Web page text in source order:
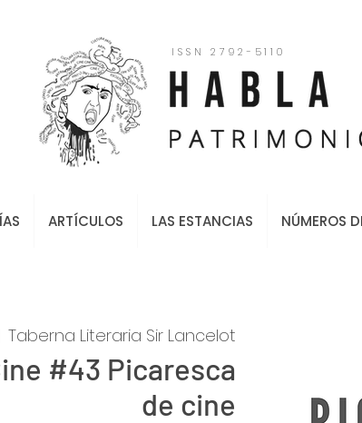
ISSN 2792-5110
ARTÍCULOS LAS ESTANCIAS NÚMEROS
Taberna Literaria Sir Lancelot
#43 Picaresca
de cine